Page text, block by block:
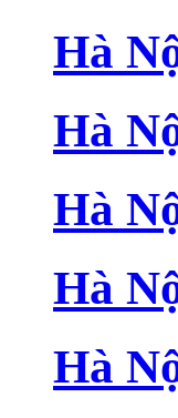
Hà
Hà
Hà
Hà
Hà